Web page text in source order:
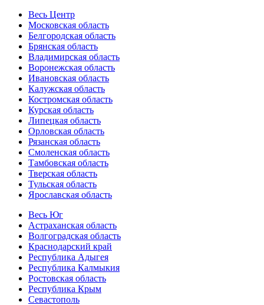
Весь Центр
Московская область
Белгородская область
Брянская область
Владимирская область
Воронежская область
Ивановская область
Калужская область
Костромская область
Курская область
Липецкая область
Орловская область
Рязанская область
Смоленская область
Тамбовская область
Тверская область
Тульская область
Ярославская область
Весь Юг
Астраханская область
Волгоградская область
Краснодарский край
Республика Адыгея
Республика Калмыкия
Ростовская область
Республика Крым
Севастополь